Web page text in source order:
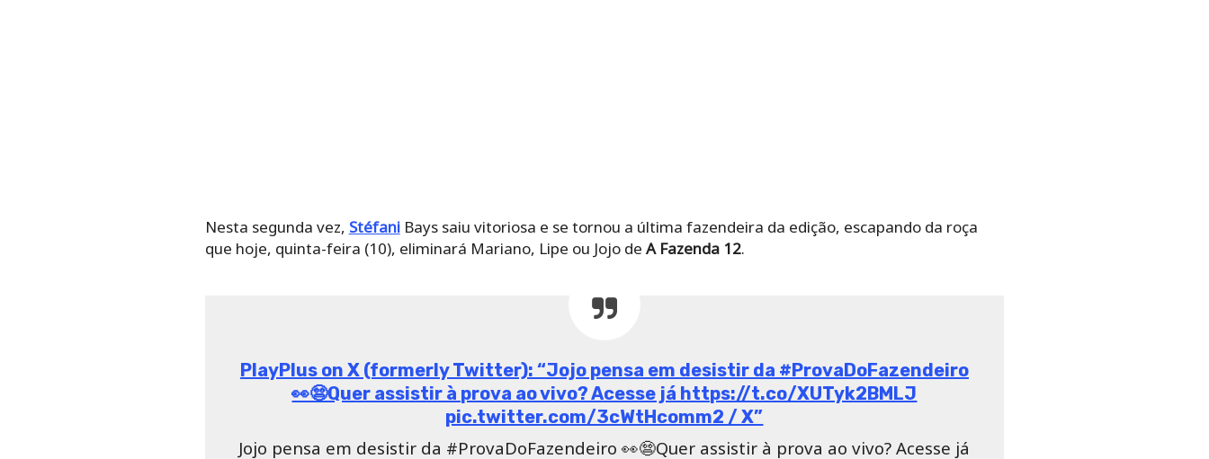
Nesta segunda vez, StéfaniBays saiu vitoriosa e se tornou a última fazendeira da edição, escapando da roça
que hoje, quinta-feira (10), eliminará Mariano, Lipe ou Jojo de A Fazenda 12.
PlayPlus on X (formerly Twitter): “Jojo pensa em desistir da #ProvaDoFazendeiro
👀😨Quer assistir à prova ao vivo? Acesse já https://t.co/XUTyk2BMLJ
pic.twitter.com/3cWtHcomm2 / X”
Jojo pensa em desistir da #ProvaDoFazendeiro 👀😨Quer assistir à prova ao vivo? Acesse já